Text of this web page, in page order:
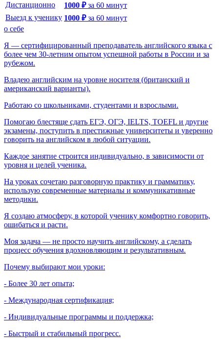
Дистанционно
1000 ₽ за 60 минут
Выезд к ученику 1000 ₽ за 60 минут
о себе
Я — сертифицированный преподаватель английского языка с
более чем 30-летним опытом успешной работы в России и за
рубежом.
Владею английским на уровне носителя (британский и
американский варианты).
Работаю со школьниками, студентами и взрослыми.
Помогаю блестяще сдать ЕГЭ, ОГЭ, IELTS, TOEFL и другие
экзамены, поступить в престижные университеты и уверенно
говорить на английском в любой ситуации.
Каждое занятие строится индивидуально, в зависимости от
уровня и целей ученика.
На уроках сочетаю разговорную практику и грамматику,
использую современные материалы и коммуникативные
методики.
Я создаю атмосферу, в которой ученику комфортно говорить,
ошибаться и расти.
Моя задача — не просто научить английскому, а сделать
процесс обучения вдохновляющим и результативным.
Почему выбирают мои уроки:
- Более 30 лет опыта;
- Международная сертификация;
- Индивидуальные программы и поддержка;
- Быстрый и стабильный прогресс.